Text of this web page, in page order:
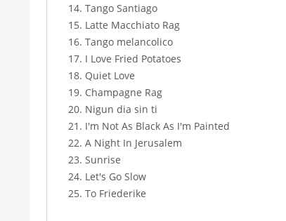
14. Tango Santiago
15. Latte Macchiato Rag
16. Tango melancolico
17. I Love Fried Potatoes
18. Quiet Love
19. Champagne Rag
20. Nigun dia sin ti
21. I'm Not As Black As I'm Painted
22. A Night In Jerusalem
23. Sunrise
24. Let's Go Slow
25. To Friederike